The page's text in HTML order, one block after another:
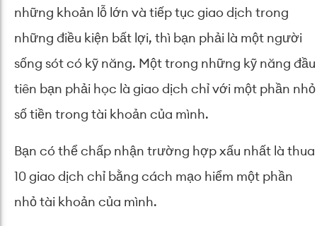
những khoản lỗ lớn và tiếp tục giao dịch trong
những điều kiện bất lợi, thì bạn phải là một người
sống sót có kỹ năng. Một trong những kỹ năng đầu
tiên bạn phải học là giao dịch chỉ với một phần nhỏ
số tiền trong tài khoản của mình.
Bạn có thể chấp nhận trường hợp xấu nhất là thua
10 giao dịch chỉ bằng cách mạo hiểm một phần
nhỏ tài khoản của mình.